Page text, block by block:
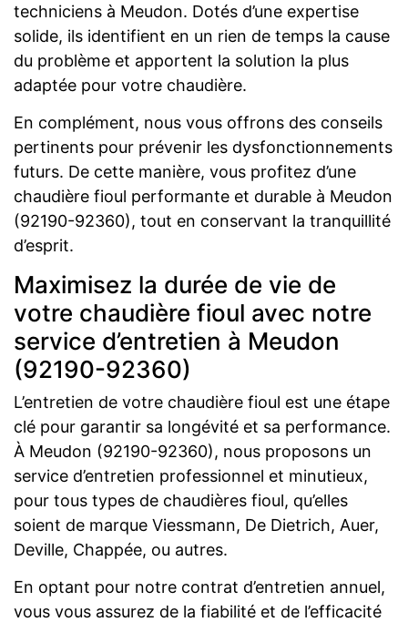
techniciens à Meudon. Dotés d’une expertise
solide, ils identifient en un rien de temps la cause
du problème et apportent la solution la plus
adaptée pour votre chaudière.
En complément, nous vous offrons des conseils
pertinents pour prévenir les dysfonctionnements
futurs. De cette manière, vous profitez d’une
chaudière fioul performante et durable à Meudon
(92190-92360), tout en conservant la tranquillité
d’esprit.
Maximisez la durée de vie de
votre chaudière fioul avec notre
service d’entretien à Meudon
(92190-92360)
L’entretien de votre chaudière fioul est une étape
clé pour garantir sa longévité et sa performance.
À Meudon (92190-92360), nous proposons un
service d’entretien professionnel et minutieux,
pour tous types de chaudières fioul, qu’elles
soient de marque Viessmann, De Dietrich, Auer,
Deville, Chappée, ou autres.
En optant pour notre contrat d’entretien annuel,
vous vous assurez de la fiabilité et de l’efficacité